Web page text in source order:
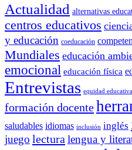
Actualidad alternativas
centros educativos
y educación coeducación
Mundiales educación
emocional educación física
Entrevistas equidad educativa
formación docente
saludables idiomas inclusión inglés
juego lectura lengua y